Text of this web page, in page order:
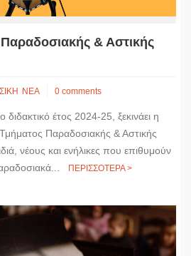
& Αστικής
ΝΕΑ 0 comments
έτος 2024-25, ξεκινάει η
Τμήματος Παραδοσιακής & Αστικής
νέους και ενήλικες που επιθυμούν
ΠΕΡΙΣΣΟΤΕΡΑ >